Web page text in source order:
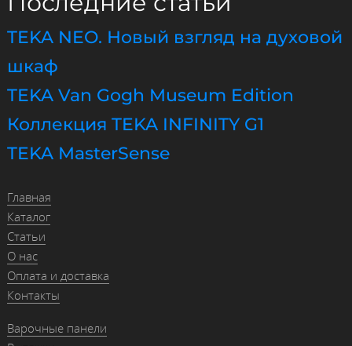
TEKA NEO. Новый взгляд на духовой
шкаф
TEKA Van Gogh Museum Edition
Коллекция TEKA INFINITY G1
TEKA MasterSense
Главная
Каталог
Статьи
О нас
Оплата и доставка
Контакты
Варочные панели